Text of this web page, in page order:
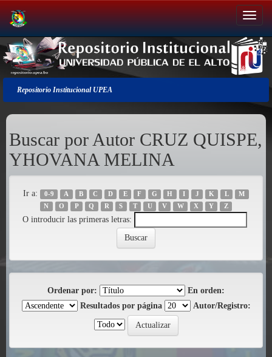
Salir
de
la
navegación
Repositorio Institucional UPEA
Buscar por Autor CRUZ QUISPE,
YHOVANA MELINA
Ir a: 0-9 A B C D E F G H I J K L
M
N
O P Q R S T U V W X Y Z
O introducir las primeras letras:
Ordenar por:
En orden:
Resultados por página
Autor/Registro: